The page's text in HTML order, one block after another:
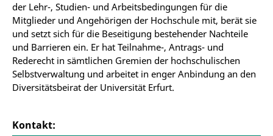
der Lehr-, Studien- und Arbeitsbedingungen für die
Mitglieder und Angehörigen der Hochschule mit, berät sie
und setzt sich für die Beseitigung bestehender Nachteile
und Barrieren ein. Er hat Teilnahme-, Antrags- und
Rederecht in sämtlichen Gremien der hochschulischen
Selbstverwaltung und arbeitet in enger Anbindung an den
Diversitätsbeirat der Universität Erfurt.
Kontakt: